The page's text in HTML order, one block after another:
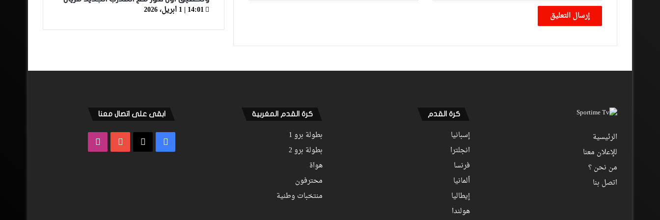
14:01 | 1 أبريل، 2026
الرئيسية
للإعلان معنا
من نحن ؟
اتصل بنا
كرة القدم
إسبانيا
انجلترا
فرنسا
ألمانيا
إيطاليا
هولندا
كرة القدم المغربية
بطولة برو 1
بطولة برو 2
هواة
محترفون
منتخبات وطنية
ابقى على اتصال معنا
فيسبوك ‫YouTube